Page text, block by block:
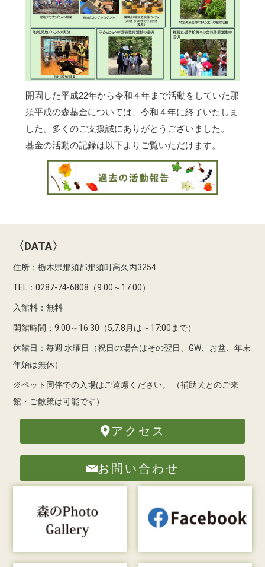
開園した平成22年から令和４年まで活動をしていた那
須平成の森基金については、令和４年に終了いたしま
した。多くのご支援誠にありがとうございました。
基金の活動の記録は以下よりご覧いただけます。
〈DATA〉
住所：栃木県那須郡那須町高久丙3254
TEL：0287-74-6808（9:00～17:00）
入館料：無料
開館時間：9:00～16:30（5,7,8月は～17:00まで）
休館日：毎週 水曜日（祝日の場合はその翌日、GW、お盆、年末
年始は無休）
※ペット同伴での入場はご遠慮ください。
（補助犬とのご来
館・ご散策は可能です）
アクセス
お問い合わせ